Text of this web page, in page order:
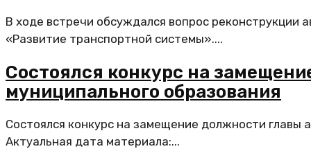
В ходе встречи обсуждался вопрос реконструкции
«Развитие транспортной системы»....
Состоялся конкурс на
муниципального образования
Состоялся конкурс на замещение должности главы
Актуальная дата материала:...